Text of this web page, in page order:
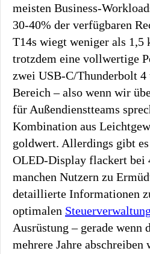
meisten Business-
30-40% der verfügbaren
T14s wiegt weniger als 1,5
trotzdem eine vollwertige
zwei USB-C/Thunderbolt
Bereich – also wenn wir
für Außendienstteams
Kombination aus
goldwert. Allerdings gibt
OLED-Display flackert bei
manchen Nutzern zu
detaillierte Informationen
optimalen Steuerverwaltung
Ausrüstung – gerade wenn
mehrere Jahre